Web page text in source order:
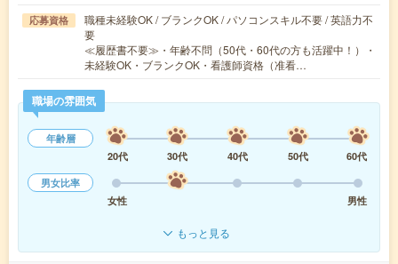
応募資格
職種未経験OK / ブランクOK / パソコンスキル不要 / 英語力不
要
≪履歴書不要≫・年齢不問（50代・60代の方も活躍中！）・
未経験OK・ブランクOK・看護師資格（准看…
職場の雰囲気
年齢層
20代
30代 40代 50代
60代
男女比率
女性
男性
もっと見る